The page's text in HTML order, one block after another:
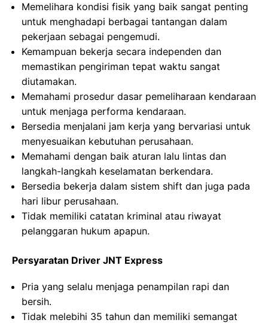
Memelihara kondisi fisik yang baik sangat penting
untuk menghadapi berbagai tantangan dalam
pekerjaan sebagai pengemudi.
Kemampuan bekerja secara independen dan
memastikan pengiriman tepat waktu sangat
diutamakan.
Memahami prosedur dasar pemeliharaan kendaraan
untuk menjaga performa kendaraan.
Bersedia menjalani jam kerja yang bervariasi untuk
menyesuaikan kebutuhan perusahaan.
Memahami dengan baik aturan lalu lintas dan
langkah-langkah keselamatan berkendara.
Bersedia bekerja dalam sistem shift dan juga pada
hari libur perusahaan.
Tidak memiliki catatan kriminal atau riwayat
pelanggaran hukum apapun.
Persyaratan Driver JNT Express
Pria yang selalu menjaga penampilan rapi dan
bersih.
Tidak melebihi 35 tahun dan memiliki semangat